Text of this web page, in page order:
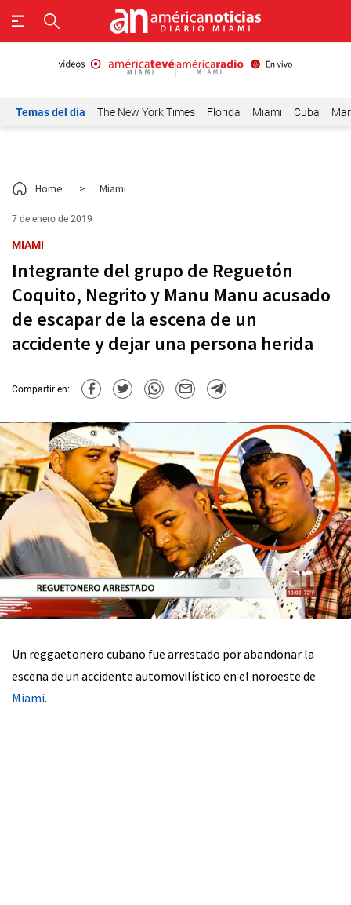
Temas del día The New York Times Florida Miami Cuba
Home > Miami
7 de enero de 2019
MIAMI
Integrante del grupo de Reguetón
Coquito, Negrito y Manu Manu acusado
de escapar de la escena de un
accidente y dejar una persona herida
Compartir en:
Un reggaetonero cubano fue arrestado por abandonar la
escena de un accidente automovilístico en el noroeste de
Miami.